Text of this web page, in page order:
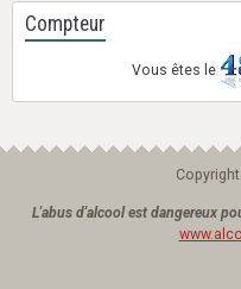
Compteur
Vous êtes le
Copyright
L'abus d'alcool est dangereux